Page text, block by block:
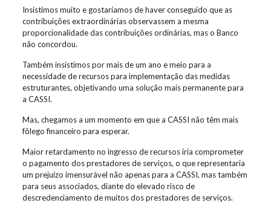
Insistimos muito e gostaríamos de haver conseguido que as
contribuições extraordinárias observassem a mesma
proporcionalidade das contribuições ordinárias, mas o Banco
não concordou.
Também insistimos por mais de um ano e meio para a
necessidade de recursos para implementação das medidas
estruturantes, objetivando uma solução mais permanente para
a CASSI.
Mas, chegamos a um momento em que a CASSI não têm mais
fôlego financeiro para esperar.
Maior retardamento no ingresso de recursos iria comprometer
o pagamento dos prestadores de serviços, o que representaria
um prejuízo imensurável não apenas para a CASSI, mas também
para seus associados, diante do elevado risco de
descredenciamento de muitos dos prestadores de serviços.